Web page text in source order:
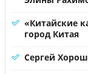
«Китайские
город Китая
Сергей